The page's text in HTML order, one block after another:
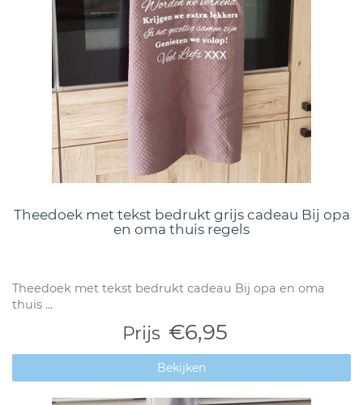
Theedoek met tekst bedrukt grijs cadeau Bij opa
en oma thuis regels
Theedoek met tekst bedrukt cadeau Bij opa en oma
thuis ...
Prijs €6,95
Bekijken